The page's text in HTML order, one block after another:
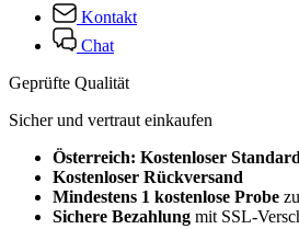
Kontakt
Chat
Geprüfte Qualität
Sicher und vertraut einkaufen
Österreich: Kostenloser
Kostenloser Rückversand
Mindestens 1 kostenlose Probe
Sichere Bezahlung mit SSL-